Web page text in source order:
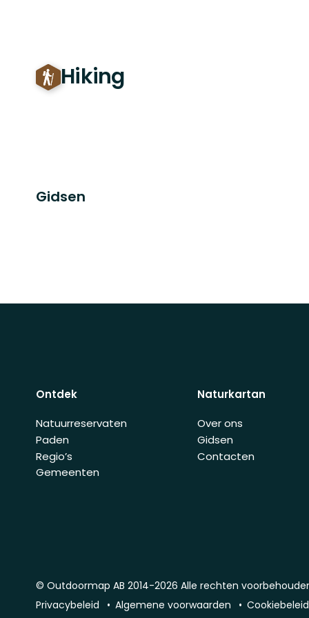
Hiking
Gidsen
Ontdek
Natuurreservaten
Paden
Regio’s
Gemeenten
Naturkartan
Over ons
Gidsen
Contacten
© Outdoormap AB 2014-2026 Alle rechten
Privacybeleid
Algemene voorwaarden Cookiebeleid